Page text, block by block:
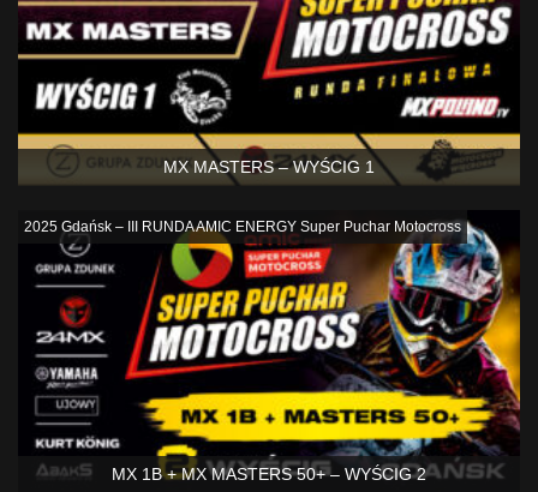
MX MASTERS – WYŚCIG 1
MX 1B + MX MASTERS 50+ – WYŚCIG 2
2025 Gdańsk – III RUNDA AMIC ENERGY Super Puchar Motocross